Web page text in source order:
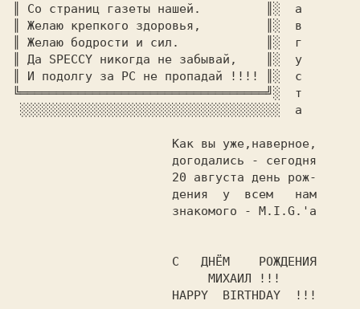
Со страниц газеты нашей. ░
Желаю крепкого здоровья, ░
Желаю бодрости и сил. ░
Да SPECCY никогда не забывай, ░
И подолгу за PC не пропадай !!!! ░
╚══════════════════════════════════╝░
░░░░░░░░░░░░░░░░░░░░░░░░░░░░░░░░░░░░ а
знакомого - M.I.G.'a
HAPPY  BIRTHDAY  !!!